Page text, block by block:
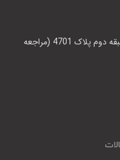
مشهد، بزرگراه بابانظر – بازار بزرگ ملل – طبقه دوم پلاک 4701 (مراجعه